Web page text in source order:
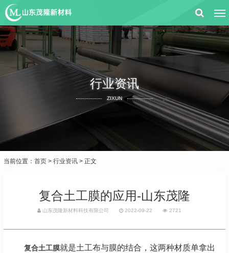
行业资讯
ZIXUN
当前位置： 首页 > 行业资讯 > 正文
复合土工膜的应用-山东茂隆
山东茂隆新材料科技有限公司 2022-09-22 2721
复合土工膜就是土工布与膜的结合，这两种材质单拿出